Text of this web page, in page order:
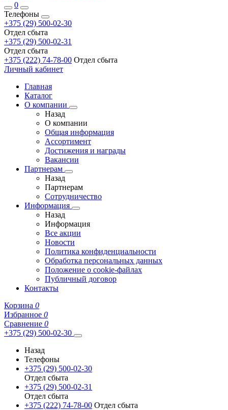
0
Телефоны
+375 (29) 500-02-30
Отдел сбыта
+375 (29) 500-02-31
Отдел сбыта
+375 (222) 74-78-00 Отдел сбыта
Личный кабинет
Главная
Каталог
О компании
Назад
О компании
Общая информация
Ассортимент
Достижения и награды
Вакансии
Партнерам
Назад
Партнерам
Сотрудничество
Информация
Назад
Информация
Все акции
Новости
Политика конфиденциальности
Обработка персональных данных
Положение о cookie-файлах
Публичный договор
Контакты
Корзина 0
Избранное 0
Сравнение 0
+375 (29) 500-02-30
Назад
Телефоны
+375 (29) 500-02-30
Отдел сбыта
+375 (29) 500-02-31
Отдел сбыта
+375 (222) 74-78-00 Отдел сбыта